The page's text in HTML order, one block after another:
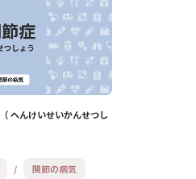
へんけいせいかんせつし
関節の病気